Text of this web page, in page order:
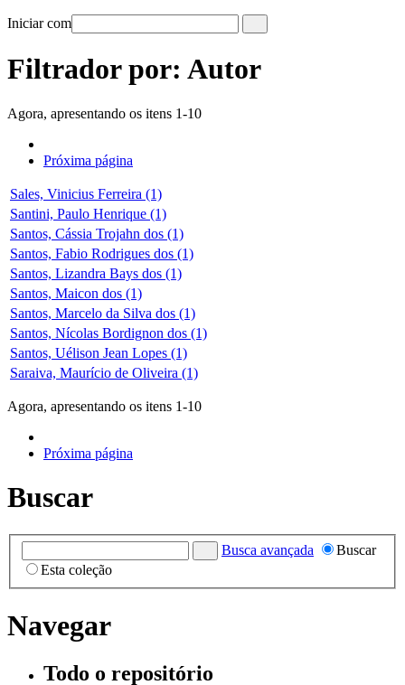
Iniciar com
Filtrador por: Autor
Agora, apresentando os itens 1-10
Próxima página
Sales, Vinicius Ferreira (1)
Santini, Paulo Henrique (1)
Santos, Cássia Trojahn dos (1)
Santos, Fabio Rodrigues dos (1)
Santos, Lizandra Bays dos (1)
Santos, Maicon dos (1)
Santos, Marcelo da Silva dos (1)
Santos, Nícolas Bordignon dos (1)
Santos, Uélison Jean Lopes (1)
Saraiva, Maurício de Oliveira (1)
Agora, apresentando os itens 1-10
Próxima página
Buscar
Busca avançada
Buscar
Esta coleção
Navegar
Todo o repositório